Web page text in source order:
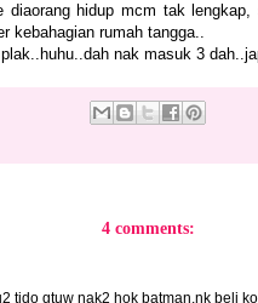
hidup mcm tak
kebahagian rumah tangga..
nak masuk 3
4 comments:
tido gtuw nak2 hok batman.nk beli